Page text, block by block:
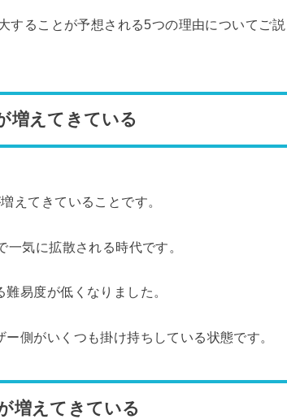
することが予想される5つの理由についてご説
増えてきている
えてきていることです。
気に拡散される時代です。
易度が低くなりました。
側がいくつも掛け持ちしている状態です。
増えてきている